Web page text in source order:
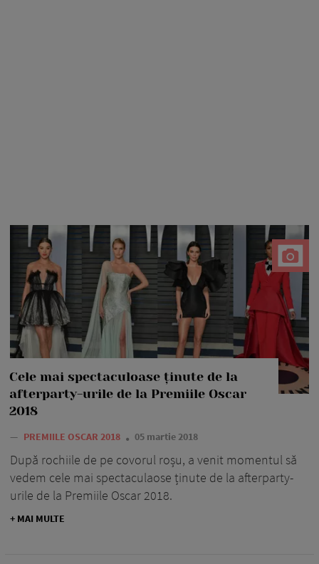
Cele mai spectaculoase ținute de la
afterparty-urile de la Premiile Oscar
2018
— PREMIILE OSCAR 2018 05 martie 2018
După rochiile de pe covorul roșu, a venit momentul să
vedem cele mai spectaculaose ținute de la afterparty-
urile de la Premiile Oscar 2018.
+ MAI MULTE